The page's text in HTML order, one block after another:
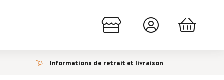
Informations de retrait et livraison